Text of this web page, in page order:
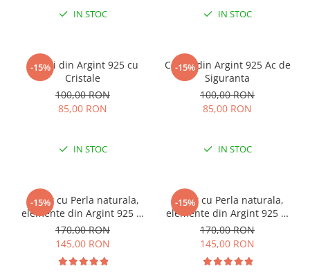
IN STOC IN STOC
-15%
Cercei din Argint 925 cu
Cristale
100,00 RON
85,00 RON
IN STOC
-15%
Cercei din Argint 925 Ac de
Siguranta
100,00 RON
85,00 RON
IN STOC
-15%
Colier cu Perla naturala,
elemente din Argint 925 si
margele Miyuki, multicolor
170,00 RON
145,00 RON
-15%
Colier cu Perla naturala,
elemente din Argint 925 si
margele Miyuki, verde/kiwi
170,00 RON
145,00 RON